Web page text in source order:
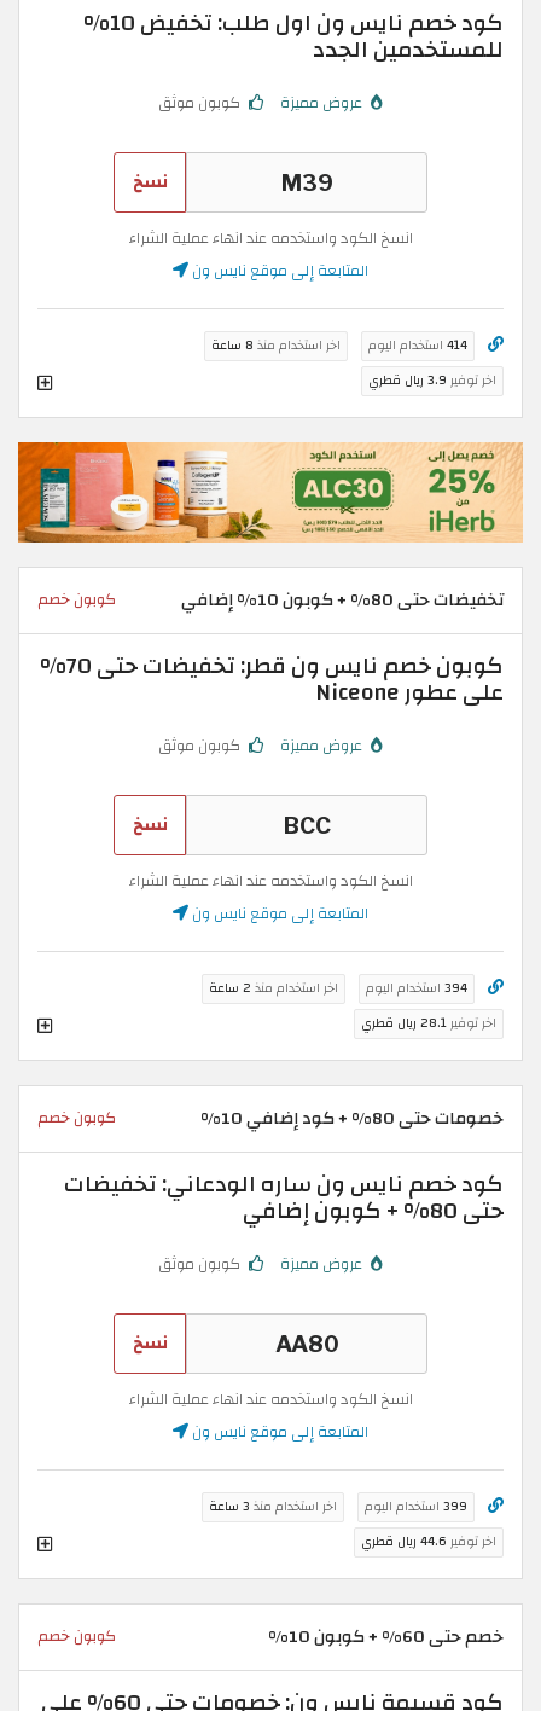
كود خصم نايس ون اول طلب: تخفيض 10%
للمستخدمين الجدد
عروض مميزة كوبون موثق
نسخ
انسخ الكود واستخدمه عند انهاء عملية الشراء
المتابعة إلى موقع نايس ون
414 استخدام اليوم اخر استخدام منذ 8 ساعة
اخر توفير 3.9 ريال قطري
تخفيضات حتى 80% + كوبون 10% إضافي كوبون خصم
كوبون خصم نايس ون قطر: تخفيضات حتى 70%
على عطور Niceone
عروض مميزة كوبون موثق
نسخ
انسخ الكود واستخدمه عند انهاء عملية الشراء
المتابعة إلى موقع نايس ون
394 استخدام اليوم اخر استخدام منذ 2 ساعة
اخر توفير28.1 ريال قطري
خصومات حتى 80% + كود إضافي 10% كوبون خصم
كود خصم نايس ون ساره الودعاني: تخفيضات
حتى 80% + كوبون إضافي
عروض مميزة كوبون موثق
نسخ
انسخ الكود واستخدمه عند انهاء عملية الشراء
المتابعة إلى موقع نايس ون
399 استخدام اليوم اخر استخدام منذ 3 ساعة
اخر توفير 44.6 ريال قطري
خصم حتى 60% + كوبون 10% كوبون خصم
كود قسيمة نايس ون: خصومات حتى 60% على